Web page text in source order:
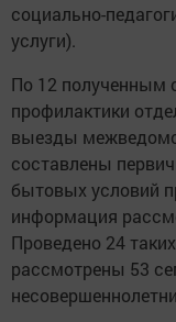
социально-
услуги).
По 12 полученным
профилактики
выезды
составлены
бытовых условий
информация
Проведено 24
рассмотрены 53